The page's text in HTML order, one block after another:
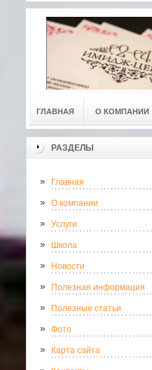
ГЛАВНАЯ О КОМПАНИИ
РАЗДЕЛЫ
Главная
О компании
Услуги
Школа
Новости
Полезная информация
Полезные статьи
Фото
Карта сайта